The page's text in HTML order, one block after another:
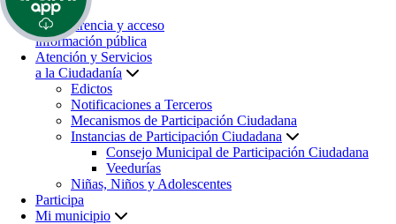
Inicio
Transparencia y acceso
información pública
Atención y Servicios
a la Ciudadanía
Edictos
Notificaciones a Terceros
Mecanismos de Participación Ciudadana
Instancias de Participación Ciudadana
Consejo Municipal de Participación Ciudadana
Veedurías
Niñas, Niños y Adolescentes
Participa
Mi municipio